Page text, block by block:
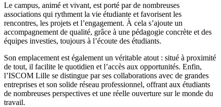
Le campus, animé et vivant, est porté par de nombreuses
associations qui rythment la vie étudiante et favorisent les
rencontres, les projets et l’engagement. À cela s’ajoute un
accompagnement de qualité, grâce à une pédagogie concrète et des
équipes investies, toujours à l’écoute des étudiants.
Son emplacement est également un véritable atout : situé à proximité
de tout, il facilite le quotidien et l’accès aux opportunités. Enfin,
l’ISCOM Lille se distingue par ses collaborations avec de grandes
entreprises et son solide réseau professionnel, offrant aux étudiants
de nombreuses perspectives et une réelle ouverture sur le monde du
travail.